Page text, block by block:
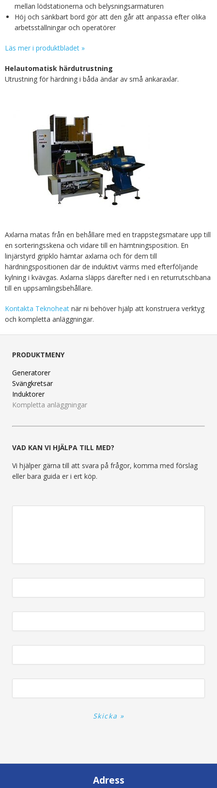
mellan lödstationerna och belysningsarmaturen
Höj och sänkbart bord gör att den går att anpassa efter olika
arbetsställningar och operatörer
Läs mer i produktbladet »
Helautomatisk härdutrustning
Utrustning för härdning i båda ändar av små ankaraxlar.
Axlarna matas från en behållare med en trappstegsmatare upp till
en sorteringsskena och vidare till en hämtningsposition. En
linjärstyrd gripklo hämtar axlarna och för dem till
härdningspositionen där de induktivt värms med efterföljande
kylning i kvävgas. Axlarna släpps därefter ned i en returrutschbana
till en uppsamlingsbehållare.
Kontakta Teknoheat när ni behöver hjälp att konstruera verktyg
och kompletta anläggningar.
PRODUKTMENY
Generatorer
Svängkretsar
Induktorer
Kompletta anläggningar
VAD KAN VI HJÄLPA TILL MED?
Vi hjälper gärna till att svara på frågor, komma med förslag
eller bara guida er i ert köp.
Adress